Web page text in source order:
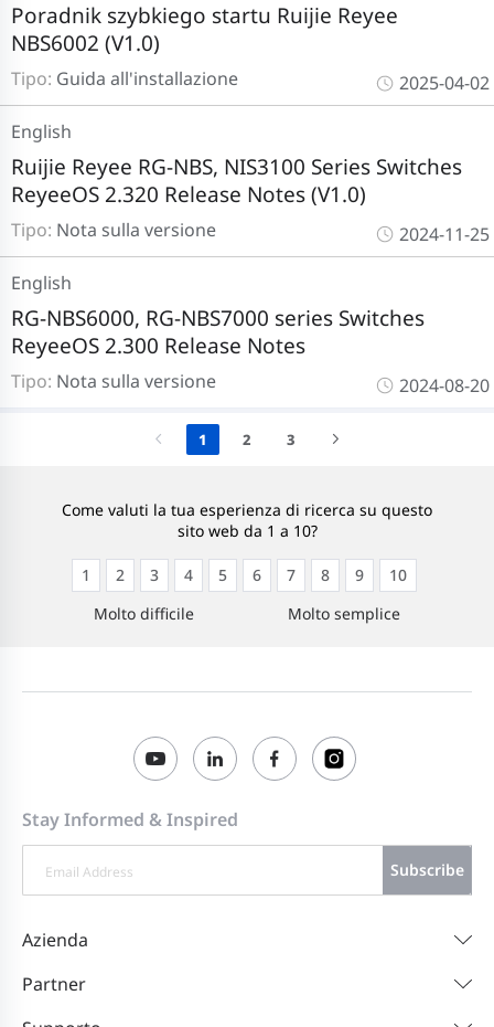
Tipo: Guida all'installazione
Poradnik szybkiego startu Ruijie Reyee
NBS6002 (V1.0)
2025-04-02
Tipo: Nota sulla versione
Ruijie Reyee RG-NBS, NIS3100 Series Switches
ReyeeOS 2.320 Release Notes (V1.0)
English
2024-11-25
Tipo: Nota sulla versione
RG-NBS6000, RG-NBS7000 series Switches
ReyeeOS 2.300 Release Notes
English
2024-08-20
1 2 3
Come valuti la tua esperienza di ricerca su questo
sito web da 1 a 10?
Molto difficile
1 2 3 4 5 6 7 8 9
10
Molto semplice
Stay Informed & Inspired
Subscribe
Azienda
Partner